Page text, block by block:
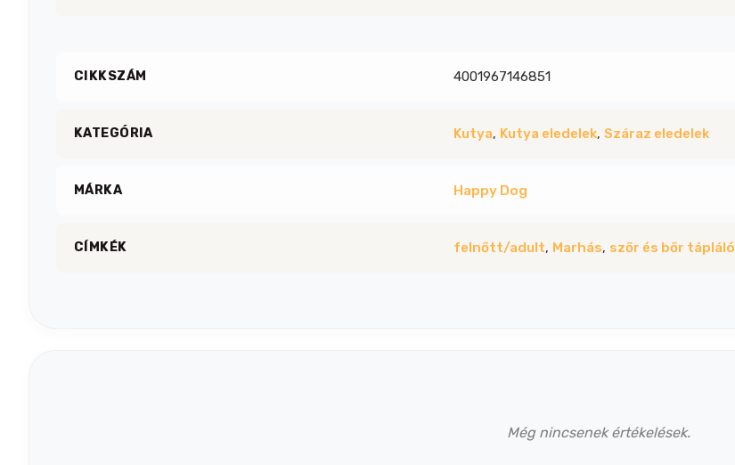
CIKKSZÁM 4001967146851
KATEGÓRIA Kutya, Kutya eledelek, Száraz eledelek
MÁRKA Happy Dog
CÍMKÉK felnőtt/adult, Marhás, szőr és bőr tápláló
Még nincsenek értékelések.